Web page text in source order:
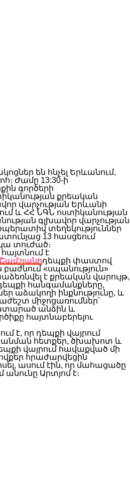
են հնչել Երևանում,
Ժամը 13:30-ի
գործերի
քրեական
վարչության Երևանի
և ՀՀ ՆԳՆ ոստիկանության
գլխավոր վարչության
տեղեկություններ
13 հասցեում
տուժած։
է
դեպքի փաստով
«սպանություն»
է քրեական վարույթ,
հանգամանքները,
աձակողի ինքնությունը, և
միջոցառումներ՝
անձին և
հայտնաբերելու
է, որ դեպքի վայրում
հետքեր, ծխախոտ և
վայրում հավաքված մի
հրաժարվեցին
ասում էին, որ մահացածը
Արտյոմ է։